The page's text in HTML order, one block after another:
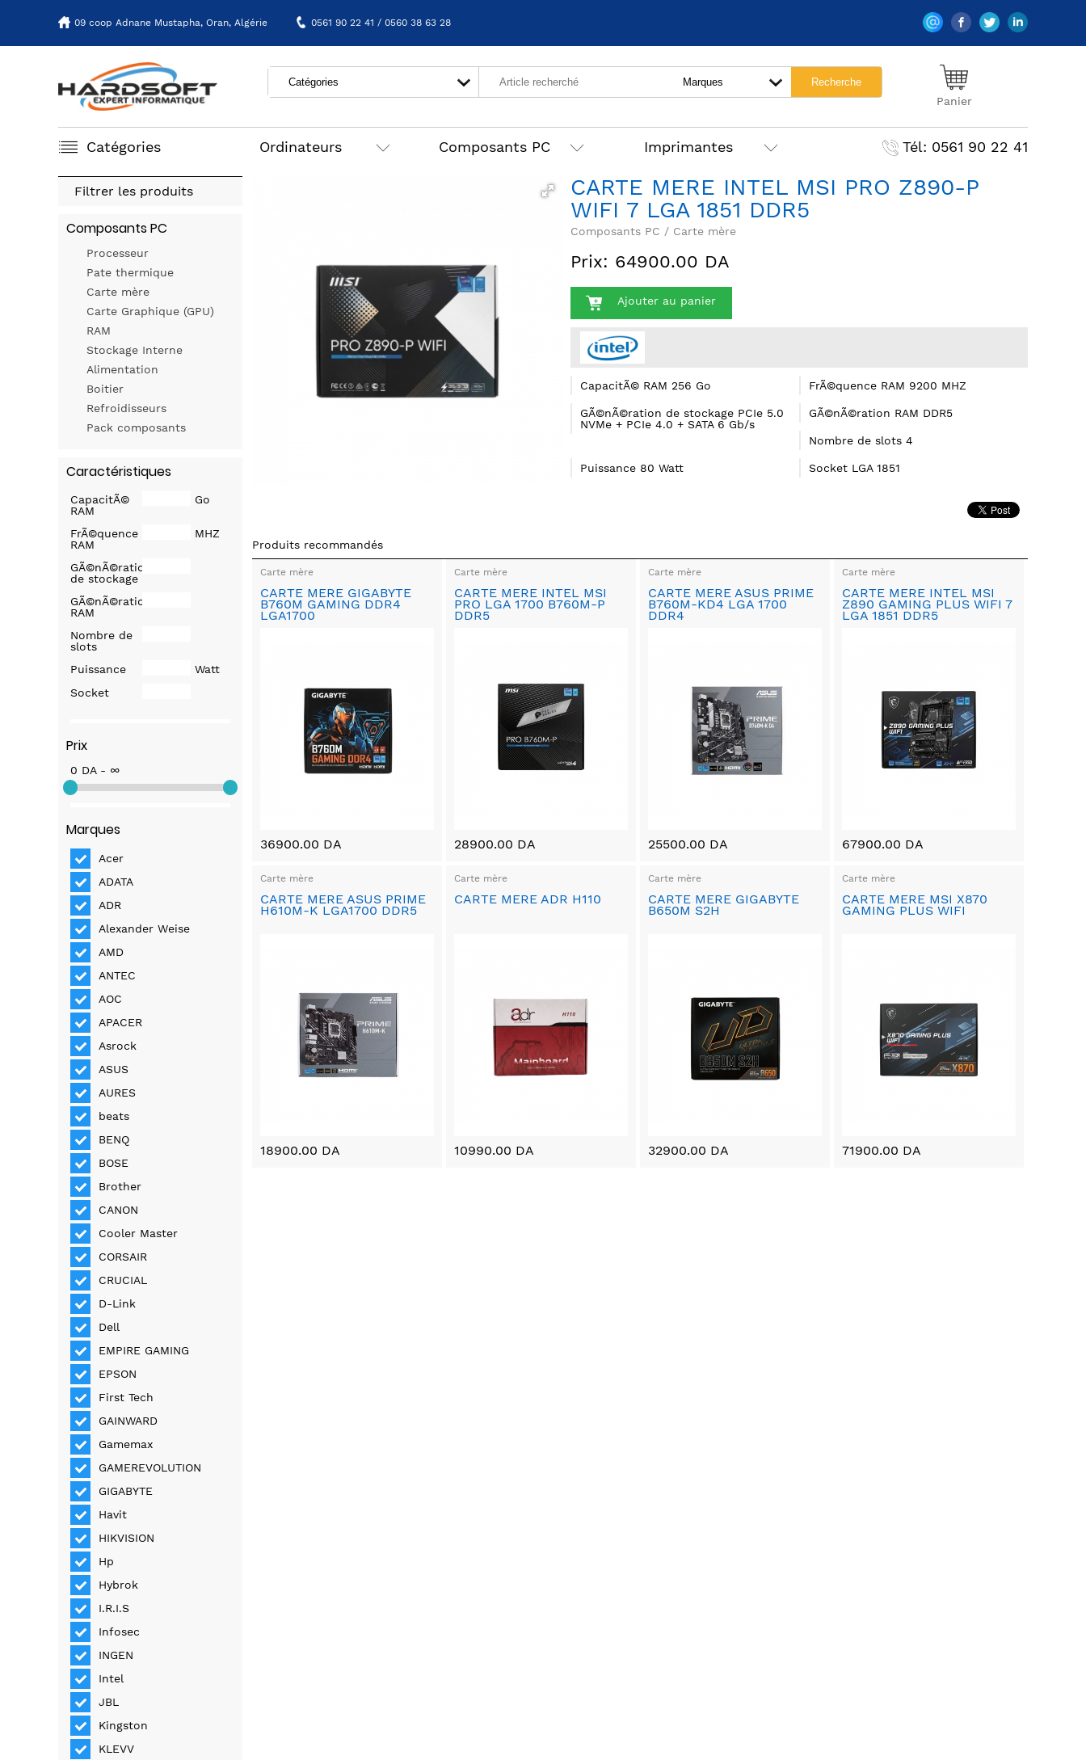
09 coop Adnane Mustapha, Oran, Algérie 0561 90 22 41 / 0560 38 63 28
Panier
Catégories Ordinateurs Composants PC Imprimantes Tél: 0561 90 22 41
CARTE MERE INTEL MSI PRO Z890-P
WIFI 7 LGA 1851 DDR5
Composants PC / Carte mère
Prix: 64900.00 DA
Ajouter au panier
CapacitÃ© RAM 256 Go FrÃ©quence RAM 9200 MHZ
GÃ©nÃ©ration de stockage PCIe 5.0
NVMe + PCIe 4.0 + SATA 6 Gb/s
GÃ©nÃ©ration RAM DDR5
Nombre de slots 4
Puissance 80 Watt Socket LGA 1851
Produits recommandés
Carte mère
CARTE MERE GIGABYTE
B760M GAMING DDR4
LGA1700
36900.00 DA
Carte mère
CARTE MERE INTEL MSI
PRO LGA 1700 B760M-P
DDR5
28900.00 DA
Carte mère
CARTE MERE ASUS PRIME
B760M-KD4 LGA 1700
DDR4
25500.00 DA
Carte mère
CARTE MERE INTEL MSI
Z890 GAMING PLUS WIFI 7
LGA 1851 DDR5
67900.00 DA
Carte mère
CARTE MERE ASUS PRIME
H610M-K LGA1700 DDR5
18900.00 DA
Carte mère
CARTE MERE ADR H110
10990.00 DA
Carte mère
CARTE MERE GIGABYTE
B650M S2H
32900.00 DA
Carte mère
CARTE MERE MSI X870
GAMING PLUS WIFI
71900.00 DA
Filtrer les produits
Composants PC
Processeur
Pate thermique
Carte mère
Carte Graphique (GPU)
RAM
Stockage Interne
Alimentation
Boitier
Refroidisseurs
Pack composants
Caractéristiques
CapacitÃ©
RAM
Go
FrÃ©quence
RAM
MHZ
GÃ©nÃ©ration
de stockage
GÃ©nÃ©ration
RAM
Nombre de
slots
Puissance
Watt
Socket
Prix
0 DA - ∞
Marques
Acer
ADATA
ADR
Alexander Weise
AMD
ANTEC
AOC
APACER
Asrock
ASUS
AURES
beats
BENQ
BOSE
Brother
CANON
Cooler Master
CORSAIR
CRUCIAL
D-Link
Dell
EMPIRE GAMING
EPSON
First Tech
GAINWARD
Gamemax
GAMEREVOLUTION
GIGABYTE
Havit
HIKVISION
Hp
Hybrok
I.R.I.S
Infosec
INGEN
Intel
JBL
Kingston
KLEVV